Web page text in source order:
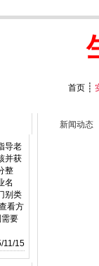
首页 ┊
导老
并获
整
名
别类
看方
要
11/15
新闻动态